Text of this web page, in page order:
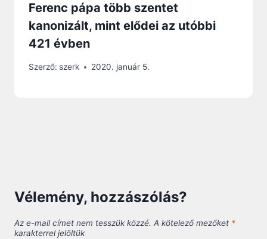
Ferenc pápa több szentet
kanonizált, mint elődei az utóbbi
421 évben
Szerző: szerk 2020. január 5.
Vélemény, hozzászólás?
Az e-mail címet nem tesszük közzé. A kötelező mezőket *
karakterrel jelöltük